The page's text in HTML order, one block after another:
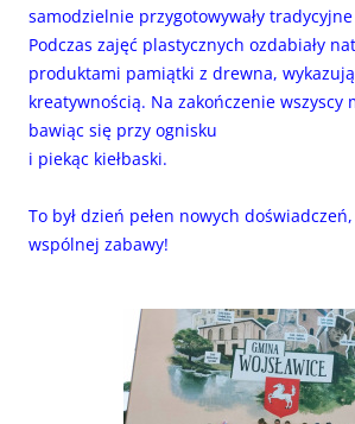
samodzielnie przygotowywały
Podczas zajęć plastycznych ozdabiały
produktami pamiątki z drewna,
kreatywnością. Na zakończenie wszyscy
bawiąc się przy ognisku
i piekąc kiełbaski.
To był dzień pełen nowych
wspólnej zabawy!